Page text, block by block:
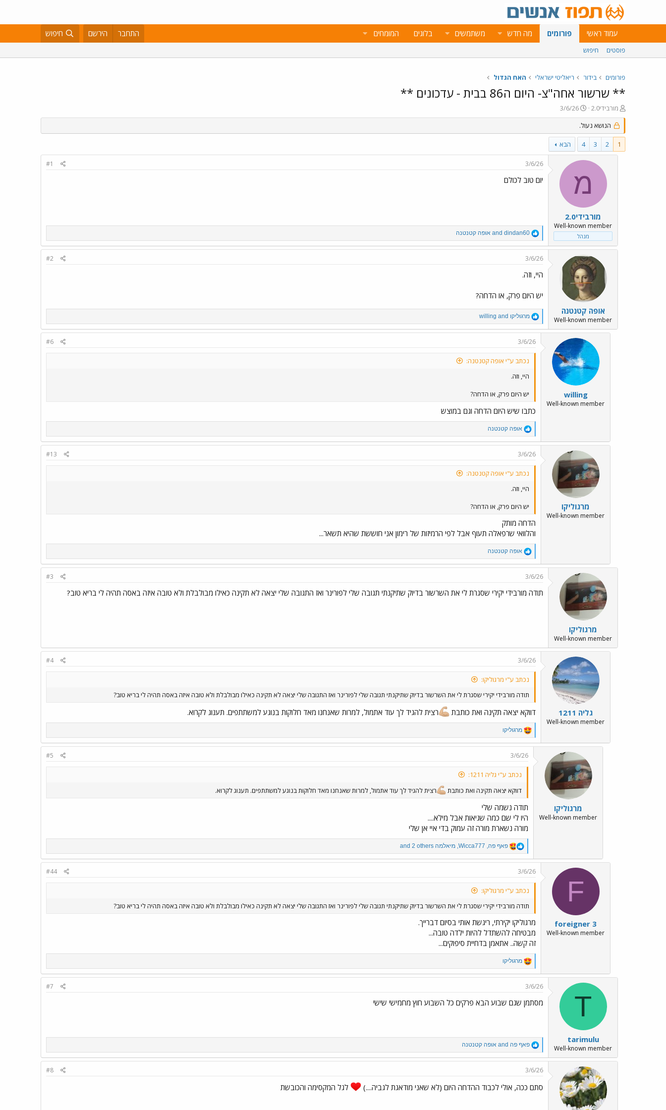
עמוד ראשי פורומים מה חדש משתמשים בלוגים המומחים התחבר הירשם חיפוש
פוסטים חיפוש
פורומים בידור ריאליטי ישראלי האח הגדול
** שרשור אחה"צ- היום ה86 בבית - עדכונים **
פ
ו
ת
ח
ה
נ
מורבידי2.0
פ
ו
ס
ב
ת
ר
י
ך
3/6/26
הנושא נעול.
1
2
3
4 הבא
מ
מורבידי2.0
Well-known member
מנהל
3/6/26
#1
יום טוב לכולם
R
e
a
c
i
o
s
dindan60 אופה קטנטנה
אופה קטנטנה
Well-known member
3/6/26
#2
היי, וזה.
יש היום פרק, או הדחה?
R
e
a
c
o
s
מרגוליקו willing
willing
Well-known member
3/6/26
#6
נכתב ע"י אופה קטנטנה:
היי, וזה.
יש היום פרק, או הדחה?
כתבו שיש היום הדחה וגם במוצש
R
e
a
c
o
s
אופה קטנטנה
מרגוליקו
Well-known member
3/6/26
#13
נכתב ע"י אופה קטנטנה:
היי, וזה.
יש היום פרק, או הדחה?
הדחה מותק
והלוואי שרפאלה תעוף אבל לפי הרמיזות של רימון אני חוששת שהיא תשאר...
R
e
a
i
אופה קטנטנה
מרגוליקו
Well-known member
3/6/26
#3
‏תודה מורבידי יקירי שסגרת לי את השרשור בדיוק שתיקנתי תגובה שלי לפורינר ואז התגובה שלי יצאה לא תקינה כאילו מבולבלת ולא טובה איזה באסה תהיה לי בריא טוב?
גליה 1211
Well-known member
3/6/26
#4
נכתב ע"י מרגוליקו:
‏תודה מורבידי יקירי שסגרת לי את השרשור בדיוק שתיקנתי תגובה שלי לפורינר ואז התגובה שלי יצאה לא תקינה כאילו מבולבלת ולא טובה איזה באסה תהיה לי בריא טוב?
דווקא יצאה תקינה ואת כותבת רצית להגיד לך עוד אתמול, למרות שאנחנו מאד חלוקות בנוגע למשתתפים. תענוג לקרוא.
R
e
a
c
o
s
מרגוליקו
מרגוליקו
Well-known member
3/6/26
#5
נכתב ע"י גליה 1211:
דווקא יצאה תקינה ואת כותבת
רצית להגיד לך עוד אתמול, למרות שאנחנו מאד חלוקות בנוגע למשתתפים. תענוג לקרוא.
תודה נשמה שלי
היו לי שם כמה שגיאות אבל מילא....
מורה נשארת מורה זה עמוק בדי איי אן שלי
R
e
a
o
s
פאף פה Wicca777 מיאלמה
F
foreigner 3
Well-known member
3/6/26
#44
נכתב ע"י מרגוליקו:
‏תודה מורבידי יקירי שסגרת לי את השרשור בדיוק שתיקנתי תגובה שלי לפורינר ואז התגובה שלי יצאה לא תקינה כאילו מבולבלת ולא טובה איזה באסה תהיה לי בריא טוב?
מרגוליקו יקירתי, ריגשת אותי בסיום דברייך.
מבטיחה להשתדל להיות ילדה טובה...
זה קשה.. אתאמן בדחיית סיפוקים...
R
e
a
מרגוליקו
T
tarimulu
Well-known member
3/6/26
#7
מסתמן שגם שבוע הבא פרקים כל השבוע חוץ מחמישי שישי
R
e
a
c
o
פאף פה אופה קטנטנה
3/6/26
#8
סתם ככה, אולי לכבוד ההדחה היום (לא שאני מודאגת לגביה....) לגל המקסימה והכובשת